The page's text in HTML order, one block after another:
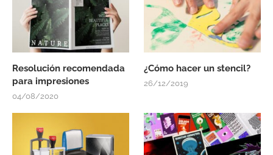
Resolución recomendada
para impresiones
04/08/2020
¿Cómo hacer un stencil?
26/12/2019